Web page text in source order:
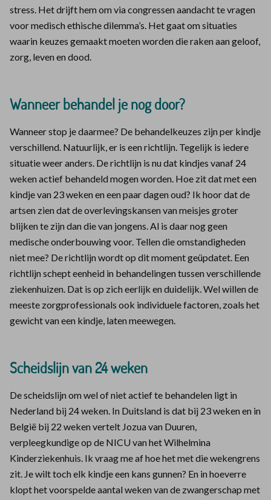
stress. Het drijft hem om via congressen aandacht te vragen
voor medisch ethische dilemma’s. Het gaat om situaties
waarin keuzes gemaakt moeten worden die raken aan geloof,
zorg, leven en dood.
Wanneer behandel je nog door?
Wanneer stop je daarmee? De behandelkeuzes zijn per kindje
verschillend. Natuurlijk, er is een richtlijn. Tegelijk is iedere
situatie weer anders. De richtlijn is nu dat kindjes vanaf 24
weken actief behandeld mogen worden. Hoe zit dat met een
kindje van 23 weken en een paar dagen oud? Ik hoor dat de
artsen zien dat de overlevingskansen van meisjes groter
blijken te zijn dan die van jongens. Al is daar nog geen
medische onderbouwing voor. Tellen die omstandigheden
niet mee? De richtlijn wordt op dit moment geüpdatet. Een
richtlijn schept eenheid in behandelingen tussen verschillende
ziekenhuizen. Dat is op zich eerlijk en duidelijk. Wel willen de
meeste zorgprofessionals ook individuele factoren, zoals het
gewicht van een kindje, laten meewegen.
Scheidslijn van 24 weken
De scheidslijn om wel of niet actief te behandelen ligt in
Nederland bij 24 weken. In Duitsland is dat bij 23 weken en in
België bij 22 weken vertelt Jozua van Duuren,
verpleegkundige op de NICU van het Wilhelmina
Kinderziekenhuis. Ik vraag me af hoe het met die wekengrens
zit. Je wilt toch elk kindje een kans gunnen? En in hoeverre
klopt het voorspelde aantal weken van de zwangerschap met